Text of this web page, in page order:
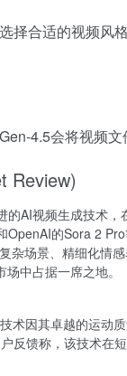
择合适的视频风
4.5会将视频
Review)
的AI视频生成技术
OpenAI的Sora 2
杂场景、精细化情
中占据一席之地。
术因其卓越的运动
反馈称，该技术在